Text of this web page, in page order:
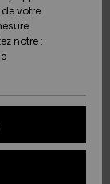
votre
notre :